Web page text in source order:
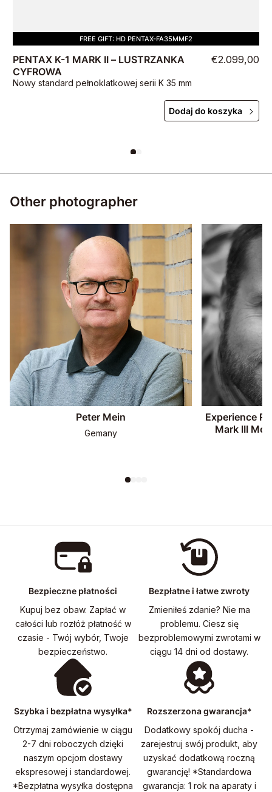
FREE GIFT: HD PENTAX-FA35MMF2
PENTAX K-1 MARK II – LUSTRZANKA
CYFROWA
Nowy standard pełnoklatkowej serii K 35 mm
€2.099,00
Dodaj do koszyka
Other photographer
Peter Mein
Gemany
Experience
Mark III
Bezpieczne płatności
Kupuj bez obaw. Zapłać w
całości lub rozłóż płatność w
czasie - Twój wybór, Twoje
bezpieczeństwo.
Bezpłatne i łatwe zwroty
Zmieniłeś zdanie? Nie ma
problemu. Ciesz się
bezproblemowymi zwrotami w
ciągu 14 dni od dostawy.
Szybka i bezpłatna wysyłka*
Otrzymaj zamówienie w ciągu
2-7 dni roboczych dzięki
naszym opcjom dostawy
ekspresowej i standardowej.
*Bezpłatna wysyłka dostępna
Rozszerzona gwarancja*
Dodatkowy spokój ducha -
zarejestruj swój produkt, aby
uzyskać dodatkową roczną
gwarancję! *Standardowa
gwarancja: 1 rok na aparaty i